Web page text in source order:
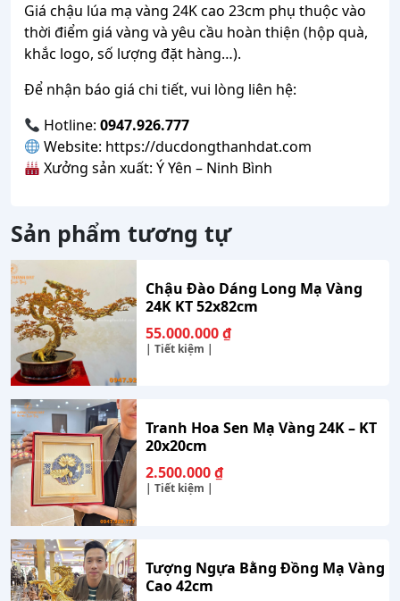
Giá chậu lúa mạ vàng 24K cao 23cm phụ thuộc vào
thời điểm giá vàng và yêu cầu hoàn thiện (hộp quà,
khắc logo, số lượng đặt hàng…).
Để nhận báo giá chi tiết, vui lòng liên hệ:
Hotline:0947.926.777
Website: https://ducdongthanhdat.com
Xưởng sản xuất: Ý Yên – Ninh Bình
Sản phẩm tương tự
Chậu Đào Dáng Long Mạ Vàng
24K KT 52x82cm
55.000.000₫
| Tiết kiệm |
Tranh Hoa Sen Mạ Vàng 24K – KT
20x20cm
2.500.000₫
| Tiết kiệm |
Tượng Ngựa Bằng Đồng Mạ Vàng
Cao 42cm